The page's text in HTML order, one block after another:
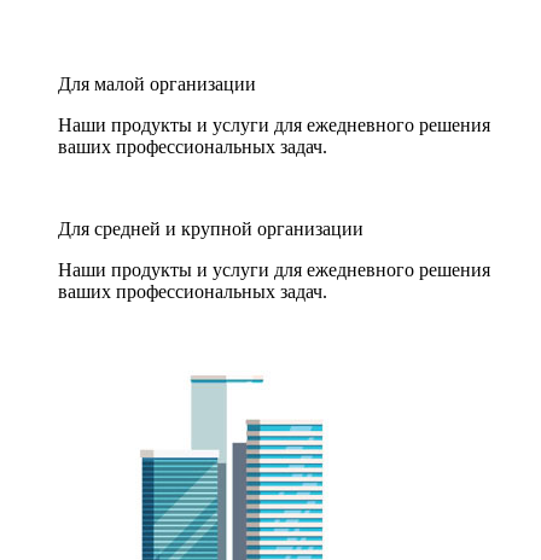
Для малой организации
Наши продукты и услуги для ежедневного решения
ваших профессиональных задач.
Для средней и крупной организации
Наши продукты и услуги для ежедневного решения
ваших профессиональных задач.